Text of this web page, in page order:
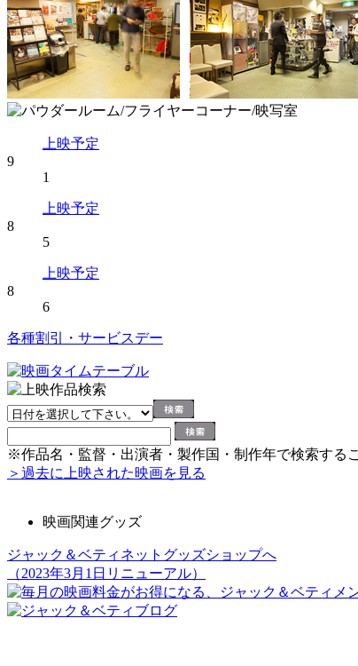
上映予定
9
1
上映予定
8
5
上映予定
8
6
各種割引・サービスデー
※作品名・監督・出演者・製作国・制作年で検索する
＞過去に上映された映画を見る
映画関連グッズ
ジャック＆ベティネットグッズショップへ
（2023年3月1日リニューアル）